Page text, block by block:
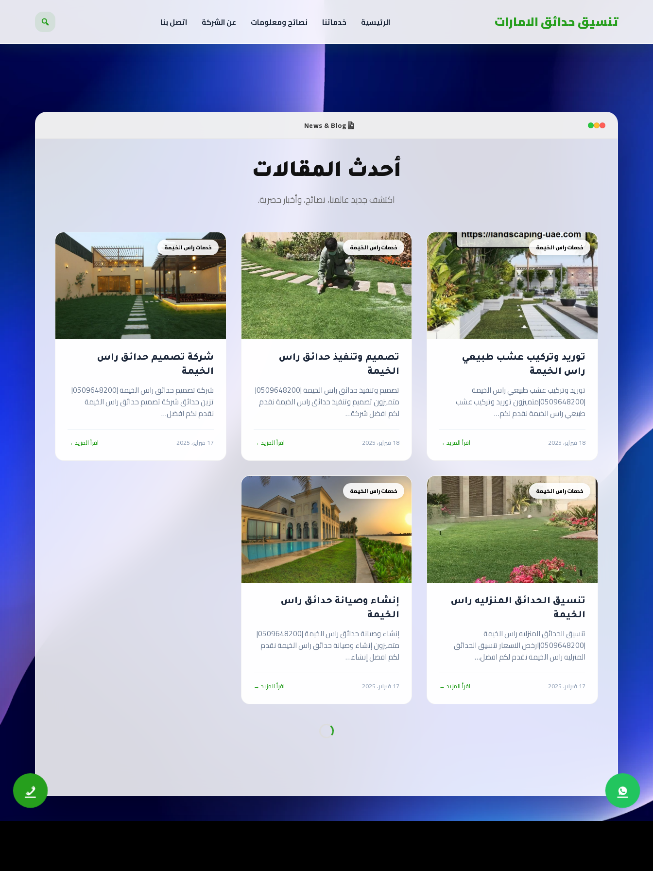
تنسيق حدائق الامارات الرئيسية خدماتنا نصائح ومعلومات عن الشركة اتصل بنا
News & Blog
أحدث المقالات
اكتشف جديد عالمنا، نصائح، وأخبار حصرية.
خدمات راس الخيمة
توريد وتركيب عشب طبيعي
راس الخيمة
توريد وتركيب عشب طبيعي راس الخيمة
|0509648200|متميزون توريد وتركيب عشب
طبيعي راس الخيمة نقدم لكم…
18 فبراير، 2025 اقرأ المزيد →
خدمات راس الخيمة
تصميم وتنفيذ حدائق راس
الخيمة
تصميم وتنفيذ حدائق راس الخيمة |0509648200|
متميزون تصميم وتنفيذ حدائق راس الخيمة نقدم
لكم افضل شركة…
18 فبراير، 2025 اقرأ المزيد →
خدمات راس الخيمة
شركة تصميم حدائق راس
الخيمة
شركة تصميم حدائق راس الخيمة |0509648200|
تزين حدائق شركة تصميم حدائق راس الخيمة
نقدم لكم افضل…
17 فبراير، 2025 اقرأ المزيد →
خدمات راس الخيمة
تنسيق الحدائق المنزليه راس
الخيمة
تنسيق الحدائق المنزليه راس الخيمة
|0509648200|ارخص الاسعار تنسيق الحدائق
المنزليه راس الخيمة نقدم لكم افضل…
17 فبراير، 2025 اقرأ المزيد →
خدمات راس الخيمة
إنشاء وصيانة حدائق راس
الخيمة
إنشاء وصيانة حدائق راس الخيمة |0509648200|
متميزون إنشاء وصيانة حدائق راس الخيمة نقدم
لكم افضل إنشاء…
17 فبراير، 2025 اقرأ المزيد →